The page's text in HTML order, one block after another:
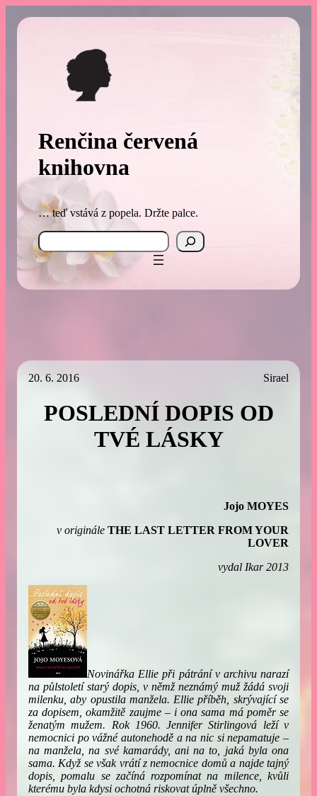
Renčina červená
knihovna
… teď vstává z popela. Držte palce.
Search
20. 6. 2016 Sirael
POSLEDNÍ DOPIS OD
TVÉ LÁSKY
Jojo MOYES
v originále THE LAST LETTER FROM YOUR
LOVER
vydal Ikar 2013
Novinářka Ellie při pátrání v archivu narazí
na půlstoletí starý dopis, v němž neznámý muž žádá svoji
milenku, aby opustila manžela. Ellie příběh, skrývající se
za dopisem, okamžitě zaujme – i ona sama má poměr se
ženatým mužem. Rok 1960. Jennifer Stirlingová leží v
nemocnici po vážné autonehodě a na nic si nepamatuje –
na manžela, na své kamarády, ani na to, jaká byla ona
sama. Když se však vrátí z nemocnice domů a najde tajný
dopis, pomalu se začíná rozpomínat na milence, kvůli
kterému byla kdysi ochotná riskovat úplně všechno.